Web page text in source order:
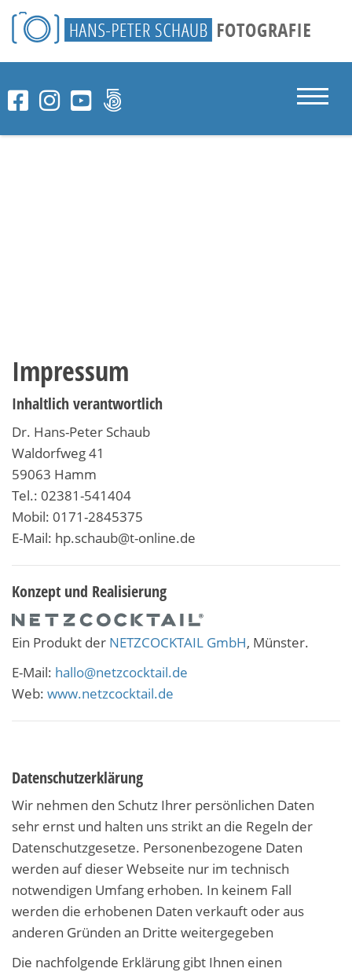
Impressum
Inhaltlich verantwortlich
Dr. Hans-Peter Schaub
Waldorfweg 41
59063 Hamm
Tel.: 02381-541404
Mobil: 0171-2845375
E-Mail: hp.schaub@t-online.de
Konzept und Realisierung
Ein Produkt der NETZCOCKTAIL GmbH, Münster.
E-Mail: hallo@netzcocktail.de
Web: www.netzcocktail.de
Datenschutzerklärung
Wir nehmen den Schutz Ihrer persönlichen Daten
sehr ernst und halten uns strikt an die Regeln der
Datenschutzgesetze. Personenbezogene Daten
werden auf dieser Webseite nur im technisch
notwendigen Umfang erhoben. In keinem Fall
werden die erhobenen Daten verkauft oder aus
anderen Gründen an Dritte weitergegeben
Die nachfolgende Erklärung gibt Ihnen einen